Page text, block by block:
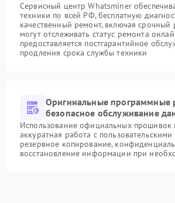
Сервисный центр Whatsminer
техники по всей РФ, бесплатную
качественный ремонт, включая срочный
могут отслеживать статус ремонта
предоставляется постгарантийное
продления срока службы техники
Оригинальные программные
безопасное обслуживание
Использование официальных прошивок
аккуратная работа с
резервное копирование,
восстановление информации при